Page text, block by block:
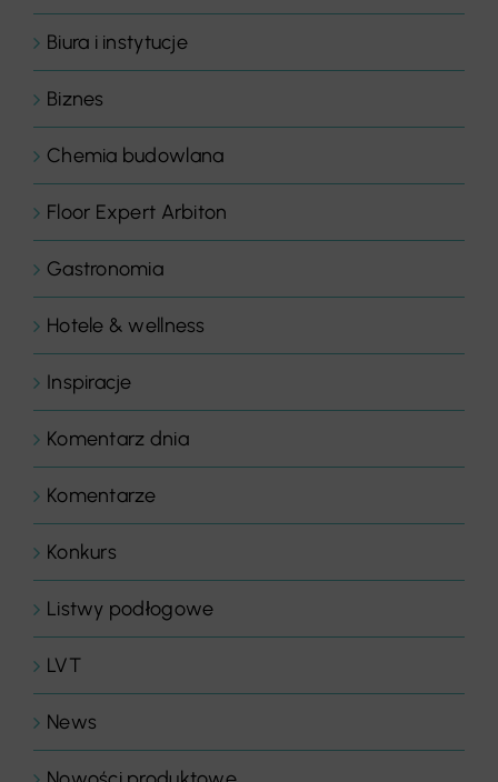
Biura i instytucje
Biznes
Chemia budowlana
Floor Expert Arbiton
Gastronomia
Hotele & wellness
Inspiracje
Komentarz dnia
Komentarze
Konkurs
Listwy podłogowe
LVT
News